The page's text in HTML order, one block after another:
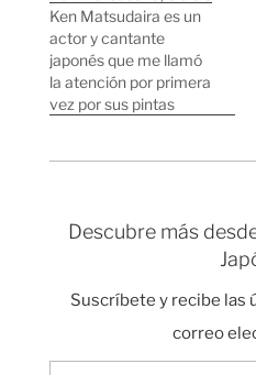
Ken Matsudaira es un
actor y cantante
japonés que me llamó
la atención por primera
vez por sus pintas
ejemplo Zatoichi. Pero
cantar. La mayoría de…
Descubre más
Suscríbete y recibe las
correo
Escribe tu correo electrónico…